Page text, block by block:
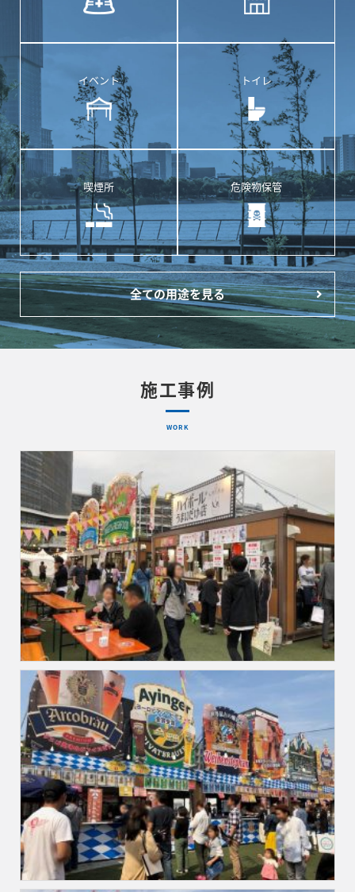
イベント トイレ
喫煙所 危険物保管
全ての用途を見る
施工事例
WORK